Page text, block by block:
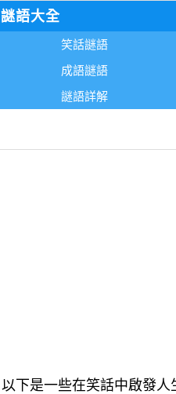
謎語大全
笑話謎語
成語謎語
謎語詳解
以下是一些在笑話中啟發人